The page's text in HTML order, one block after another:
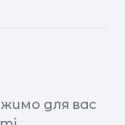
для вас